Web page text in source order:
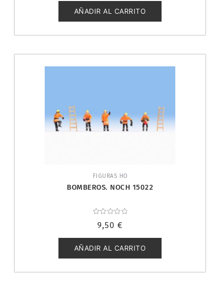
de
5
AÑADIR AL CARRITO
FIGURAS HO
BOMBEROS. NOCH 15022
con
de
5
9,50 €
AÑADIR AL CARRITO